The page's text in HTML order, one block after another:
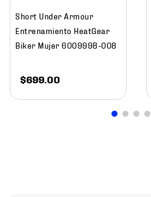
Short Under Armour
Entrenamiento HeatGear
Biker Mujer 6009998-008
$699.00